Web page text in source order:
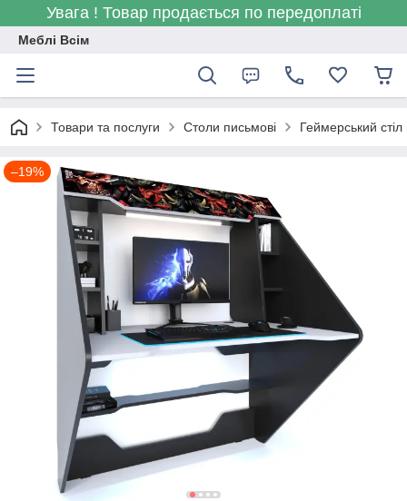
Увага ! Товар продається по передоплаті
Меблі Всім
Товари та послуги Столи письмові Геймерський
–19%